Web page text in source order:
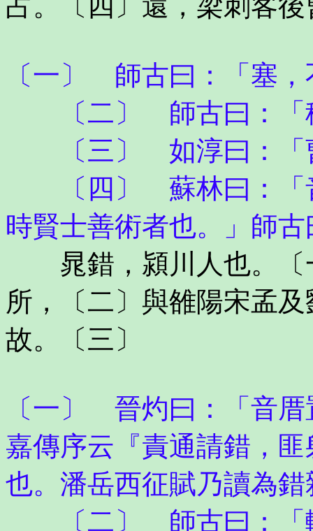
〔一〕 師古曰：「塞，
〔二〕 師古曰：「稱
〔三〕 如淳曰：「
〔四〕 蘇林曰：「音
時賢士善術者也。」師
晁錯，潁川人也。〔
所，〔二〕與雒陽宋孟
故。〔三〕
〔一〕 晉灼曰：「音
嘉傳序云『責通請錯，
也。潘岳西征賦乃讀為
〔二〕 師古曰：「軹